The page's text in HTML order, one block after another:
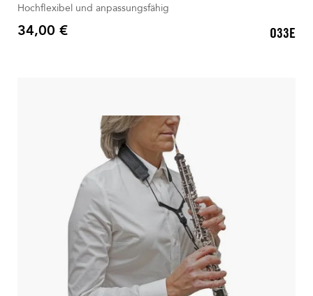
Hochflexibel und anpassungsfähig
Preis
34,00 € O33E